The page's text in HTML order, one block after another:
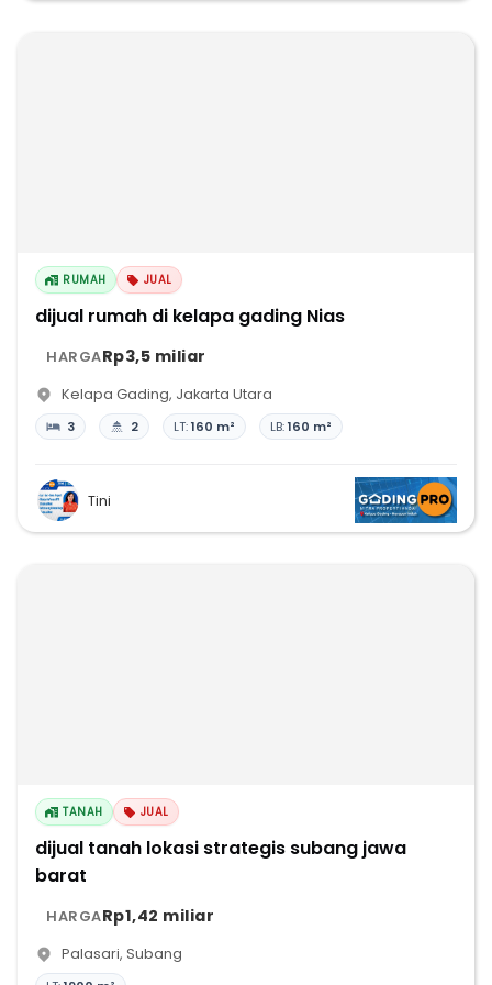
RUMAH JUAL
dijual rumah di kelapa gading Nias
HARGARp3,5 miliar
Kelapa Gading, Jakarta Utara
3 2 LT:160 m² LB:160 m²
Tini
TANAH JUAL
dijual tanah lokasi strategis subang jawa
barat
HARGARp1,42 miliar
Palasari, Subang